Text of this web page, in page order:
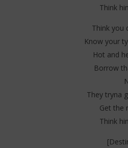
Think
Think you
Know your
Hot and
Borrow
They tryna
Get the
Think